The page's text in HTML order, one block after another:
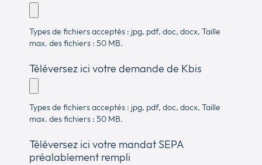
Types de fichiers acceptés : jpg, pdf, doc, docx, Taille
max. des fichiers : 50 MB.
Téléversez ici votre demande de Kbis
Types de fichiers acceptés : jpg, pdf, doc, docx, Taille
max. des fichiers : 50 MB.
Téléversez ici votre mandat SEPA
préalablement rempli